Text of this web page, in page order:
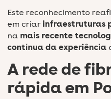
Este reconhecimento
em criarinfraestruturas
na mais recente
contínuada experiência
A rede de
rápida em